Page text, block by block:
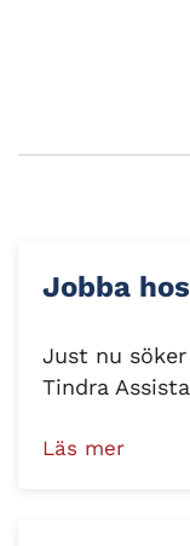
Jobba
Just nu
Tindra
Läs mer